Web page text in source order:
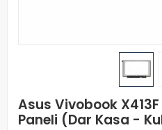
Asus Vivobook
Paneli (Dar Kasa -